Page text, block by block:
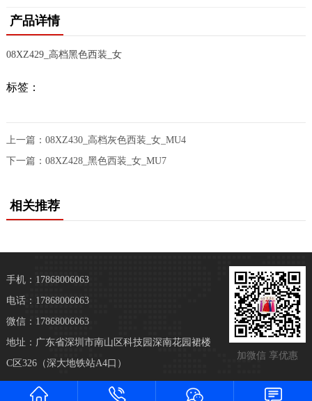
产品详情
08XZ429_高档黑色西装_女
标签：
上一篇： 08XZ430_高档灰色西装_女_MU4
下一篇： 08XZ428_黑色西装_女_MU7
相关推荐
加微信 享优惠
手机：17868006063
电话：17868006063
微信：17868006063
地址：广东省深圳市南山区科技园深南花园裙楼
C区326（深大地铁站A4口）